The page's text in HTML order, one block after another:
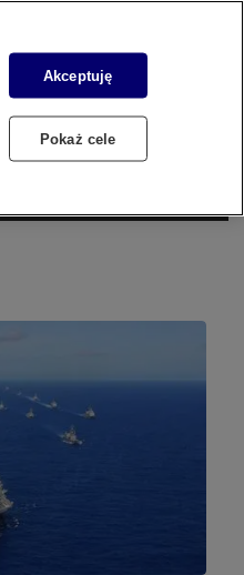
SzukajZaloguj się
CzytajSłuchaj
Akceptuję
Pokaż cele